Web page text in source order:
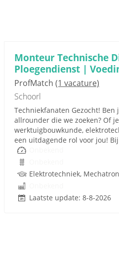
Monteur Technische
Ploegendienst |
ProfMatch (1 vacature)
Schoorl
Techniekfanaten Gezocht! Ben
allrounder die we zoeken? Of
werktuigbouwkunde,
een uitdagende rol voor jou!
Elektrotechniek,
Laatste update: 8-8-2026